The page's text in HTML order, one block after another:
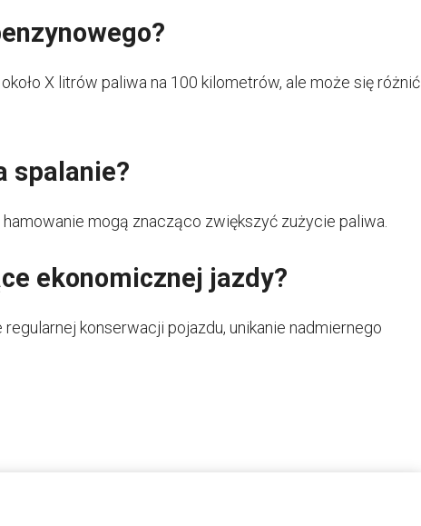
X litrów paliwa na 100 kilometrów, ale może się różnić
spalanie?
mogą znacząco zwiększyć zużycie paliwa.
ekonomicznej jazdy?
konserwacji pojazdu, unikanie nadmiernego